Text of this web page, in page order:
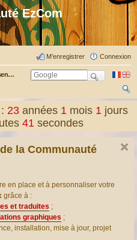
EzCom
Connexion
M’enregistrer
Styles présentés & traduits
er
23 années1 mois1 jours
42 secondes
la Communauté
en place et à personnaliser votre
grâce à :
et traduites ;
graphiques ;
installation, mise à jour, projet